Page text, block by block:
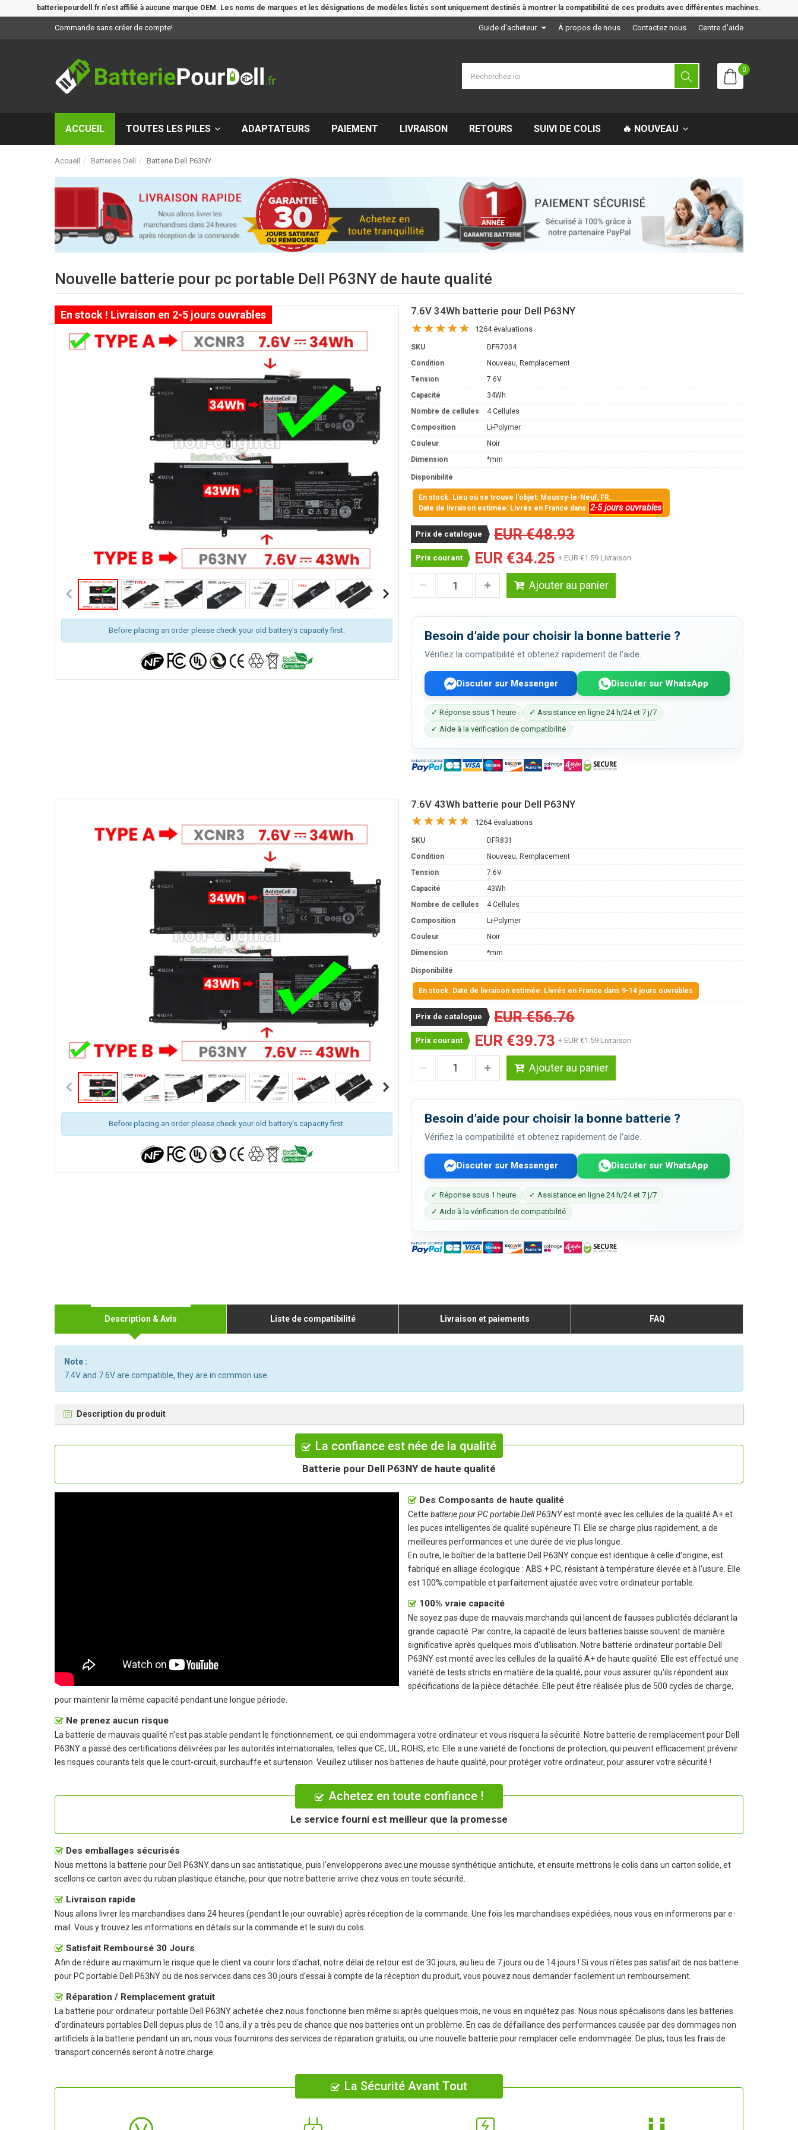
batteriepourdell.fr n'est affilié à aucune marque OEM. Les noms de marques et les désignations de modèles listés sont uniquement destinés à montrer la compatibilité de ces produits avec différentes machines.
Commande sans créer de compte! Guide d'acheteur À propos de nous Contactez nous Centre d'aide
0
ACCUEIL TOUTES LES PILES ADAPTATEURS PAIEMENT LIVRAISON RETOURS SUIVI DE COLIS 🔥 NOUVEAU
Accueil Batteries Dell Batterie Dell P63NY
Nouvelle batterie pour pc portable Dell P63NY de haute qualité
Before placing an order please check your old battery's capacity first.
En stock ! Livraison en 2-5 jours ouvrables 7.6V 34Wh batterie pour Dell P63NY
1264 évaluations
SKU
DFR7034
Condition
Nouveau, Remplacement
Tension
7.6V
Capacité
34Wh
Nombre de cellules
4 Cellules
Composition
Li-Polymer
Couleur
Noir
Dimension
*mm
Disponibilité
En stock. Lieu où se trouve l'objet: Moussy-le-Neuf, FR.
Date de livraison estimée: Livrés en France dans 2-5 jours ouvrables
Prix de catalogue EUR €48.93
Prix courant EUR €34.25 + EUR €1.59 Livraison
Ajouter au panier
Besoin d’aide pour choisir la bonne batterie ?
Vérifiez la compatibilité et obtenez rapidement de l’aide.
Discuter sur Messenger Discuter sur WhatsApp
✓ Réponse sous 1 heure
✓ Assistance en ligne 24 h/24 et 7 j/7
✓ Aide à la vérification de compatibilité
Before placing an order please check your old battery's capacity first.
7.6V 43Wh batterie pour Dell P63NY
1264 évaluations
SKU
DFR831
Condition
Nouveau, Remplacement
Tension
7.6V
Capacité
43Wh
Nombre de cellules
4 Cellules
Composition
Li-Polymer
Couleur
Noir
Dimension
*mm
Disponibilité
En stock. Date de livraison estimée: Livrés en France dans 9-14 jours ouvrables
Prix de catalogue EUR €56.76
Prix courant EUR €39.73 + EUR €1.59 Livraison
Ajouter au panier
Besoin d’aide pour choisir la bonne batterie ?
Vérifiez la compatibilité et obtenez rapidement de l’aide.
Discuter sur Messenger Discuter sur WhatsApp
✓ Réponse sous 1 heure
✓ Assistance en ligne 24 h/24 et 7 j/7
✓ Aide à la vérification de compatibilité
Description & Avis Liste de compatibilité Livraison et paiements FAQ
Note :
7.4V and 7.6V are compatible, they are in common use.
Description du produit
La confiance est née de la qualité
Batterie pour Dell P63NY de haute qualité
Des Composants de haute qualité
Cette batterie pour PC portable Dell P63NYest monté avec les cellules de la qualité A+ et
les puces intelligentes de qualité supérieure TI. Elle se charge plus rapidement, a de
meilleures performances et une durée de vie plus longue.
En outre, le boîtier de la batterie Dell P63NYconçue est identique à celle d'origine, est
fabriqué en alliage écologique : ABS + PC, résistant à température élevée et à l'usure. Elle
est 100% compatible et parfaitement ajustée avec votre ordinateur portable.
100% vraie capacité
Ne soyez pas dupe de mauvais marchands qui lancent de fausses publicités déclarant la
grande capacité. Par contre, la capacité de leurs batteries baisse souvent de manière
significative après quelques mois d'utilisation. Notre batterie ordinateur portable Dell
P63NYest monté avec les cellules de la qualité A+ de haute qualité. Elle est effectué une
variété de tests stricts en matière de la qualité, pour vous assurer qu'ils répondent aux
spécifications de la pièce détachée. Elle peut être réalisée plus de 500 cycles de charge,
pour maintenir la même capacité pendant une longue période.
Ne prenez aucun risque
La batterie de mauvais qualité n'est pas stable pendant le fonctionnement, ce qui endommagera votre ordinateur et vous risquera la sécurité. Notre batterie de remplacement pour Dell
P63NY a passé des certifications délivrées par les autorités internationales, telles que CE, UL, ROHS, etc. Elle a une variété de fonctions de protection, qui peuvent efficacement prévenir
les risques courants tels que le court-circuit, surchauffe et surtension. Veuillez utiliser nos batteries de haute qualité, pour protéger votre ordinateur, pour assurer votre sécurité !
Achetez en toute confiance !
Le service fourni est meilleur que la promesse
Des emballages sécurisés
Nous mettons la batterie pour Dell P63NYdans un sac antistatique, puis l'envelopperons avec une mousse synthétique antichute, et ensuite mettrons le colis dans un carton solide, et
scellons ce carton avec du ruban plastique étanche, pour que notre batterie arrive chez vous en toute sécurité.
Livraison rapide
Nous allons livrer les marchandises dans 24 heures (pendant le jour ouvrable) après réception de la commande. Une fois les marchandises expédiées, nous vous en informerons par e-
mail. Vous y trouvez les informations en détails sur la commande et le suivi du colis.
Satisfait Remboursé 30 Jours
Afin de réduire au maximum le risque que le client va courir lors d'achat, notre délai de retour est de 30 jours, au lieu de 7 jours ou de 14 jours ! Si vous n'êtes pas satisfait de nos batterie
pour PC portable Dell P63NYou de nos services dans ces 30 jours d'essai à compte de la réception du produit, vous pouvez nous demander facilement un remboursement.
Réparation / Remplacement gratuit
La batterie pour ordinateur portable Dell P63NYachetée chez nous fonctionne bien même si après quelques mois, ne vous en inquiétez pas. Nous nous spécialisons dans les batteries
d'ordinateurs portables Dell depuis plus de 10 ans, il y a très peu de chance que nos batteries ont un problème. En cas de défaillance des performances causée par des dommages non
artificiels à la batterie pendant un an, nous vous fournirons des services de réparation gratuits, ou une nouvelle batterie pour remplacer celle endommagée. De plus, tous les frais de
transport concernés seront à notre charge.
La Sécurité Avant Tout